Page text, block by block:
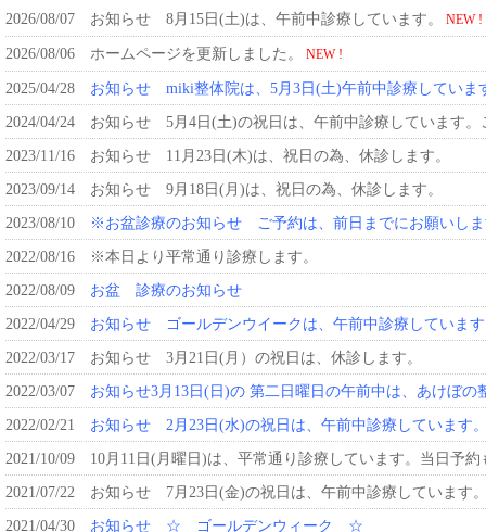
2026/08/07 お知らせ 8月15日(土)は、午前中診療しています。 NEW !
2026/08/06 ホームページを更新しました。 NEW !
2025/04/28 お知らせ miki整体院は、5月3日(土)午前中診療していま
2024/04/24 お知らせ 5月4日(土)の祝日は、午前中診療しています。
2023/11/16 お知らせ 11月23日(木)は、祝日の為、休診します。
2023/09/14 お知らせ 9月18日(月)は、祝日の為、休診します。
2023/08/10 ※お盆診療のお知らせ ご予約は、前日までにお願いし
2022/08/16 ※本日より平常通り診療します。
2022/08/09 お盆 診療のお知らせ
2022/04/29 お知らせ ゴールデンウイークは、午前中診療していま
2022/03/17 お知らせ 3月21日(月）の祝日は、休診します。
2022/03/07 お知らせ3月13日(日)の 第二日曜日の午前中は、あけぼ
2022/02/21 お知らせ 2月23日(水)の祝日は、午前中診療しています
2021/10/09 10月11日(月曜日)は、平常通り診療しています。当日予約
2021/07/22 お知らせ 7月23日(金)の祝日は、午前中診療しています
2021/04/30 お知らせ ☆ ゴールデンウィーク ☆